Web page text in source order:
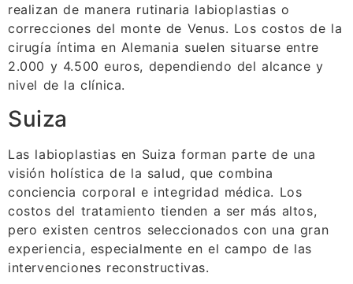
realizan de manera rutinaria labioplastias o
correcciones del monte de Venus. Los costos de la
cirugía íntima en Alemania suelen situarse entre
2.000 y 4.500 euros, dependiendo del alcance y
nivel de la clínica.
Suiza
Las labioplastias en Suiza forman parte de una
visión holística de la salud, que combina
conciencia corporal e integridad médica. Los
costos del tratamiento tienden a ser más altos,
pero existen centros seleccionados con una gran
experiencia, especialmente en el campo de las
intervenciones reconstructivas.